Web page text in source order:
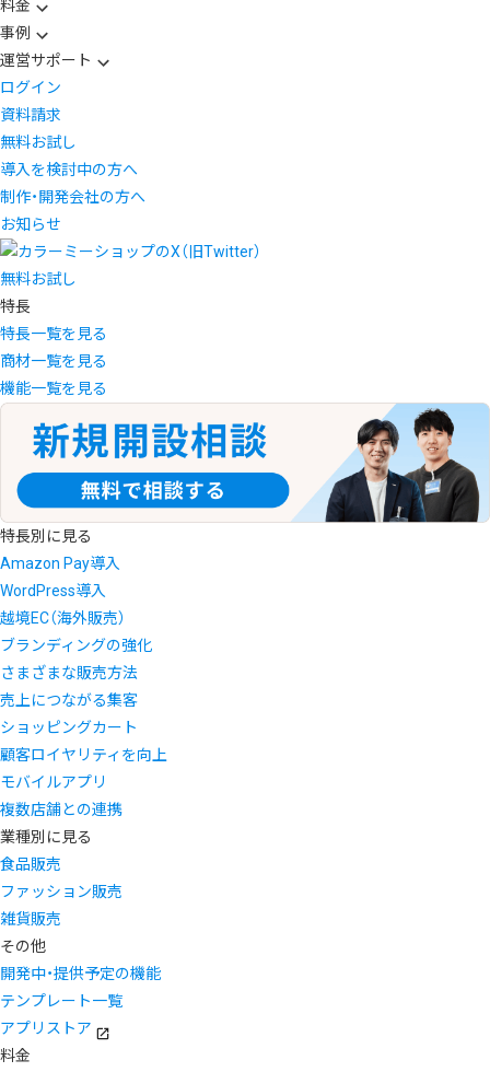
料金
事例
運営サポート
ログイン
資料請求
無料お試し
導入を検討中の方へ
制作・開発会社の方へ
お知らせ
無料お試し
特長
特長一覧を見る
商材一覧を見る
機能一覧を見る
特長別に見る
Amazon Pay導入
WordPress導入
越境EC（海外販売）
ブランディングの強化
さまざまな販売方法
売上につながる集客
ショッピングカート
顧客ロイヤリティを向上
モバイルアプリ
複数店舗との連携
業種別に見る
食品販売
ファッション販売
雑貨販売
その他
開発中・提供予定の機能
テンプレート一覧
アプリストア
料金